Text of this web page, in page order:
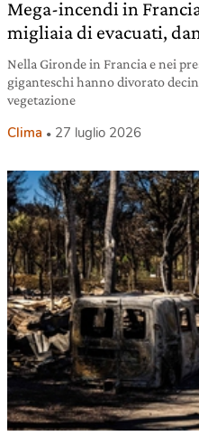
Mega-incendi in
migliaia di evacuati,
Nella Gironde in Francia e nei
giganteschi hanno divorato
vegetazione
Clima 27 luglio 2026